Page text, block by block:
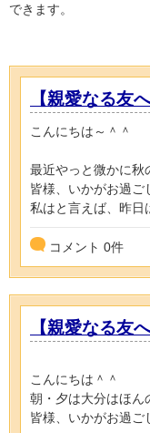
できます。
【親愛なる友
こんにちは～＾＾
最近やっと微かに秋
皆様、いかがお過ご
私はと言えば、昨日
コメント 0件
【親愛なる友
こんにちは＾＾
朝・夕は大分はほん
皆様、いかがお過ご